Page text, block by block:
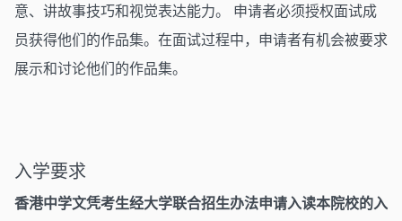
意、讲故事技巧和视觉表达能力。 申请者必须授权面试成
员获得他们的作品集。在面试过程中，申请者有机会被要求
展示和讨论他们的作品集。
入学要求
香港中学文凭考生经大学联合招生办法申请入读本院校的入